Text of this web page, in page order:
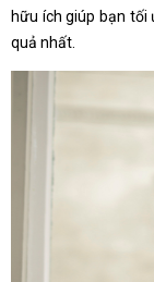
hữu ích giúp bạn tối
quả nhất.